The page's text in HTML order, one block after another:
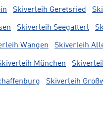
Skiverleih Geretsried
Skiverleih Seegatterl
Wangen Skiverleih
München
Skiverleih